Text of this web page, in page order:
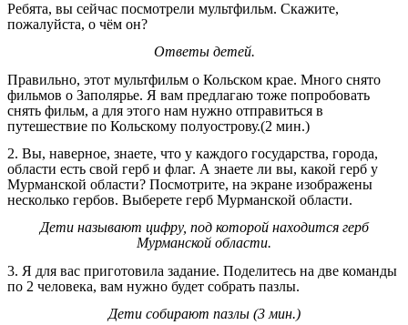
Ребята, вы сейчас посмотрели мультфильм. Скажите,
пожалуйста, о чём он?
Ответы детей.
Правильно, этот мультфильм о Кольском крае. Много снято
фильмов о Заполярье. Я вам предлагаю тоже попробовать
снять фильм, а для этого нам нужно отправиться в
путешествие по Кольскому полуострову.(2 мин.)
2. Вы, наверное, знаете, что у каждого государства, города,
области есть свой герб и флаг. А знаете ли вы, какой герб у
Мурманской области? Посмотрите, на экране изображены
несколько гербов. Выберете герб Мурманской области.
Дети называют цифру, под которой находится герб
Мурманской области.
3. Я для вас приготовила задание. Поделитесь на две команды
по 2 человека, вам нужно будет собрать пазлы.
Дети собирают пазлы (3 мин.)